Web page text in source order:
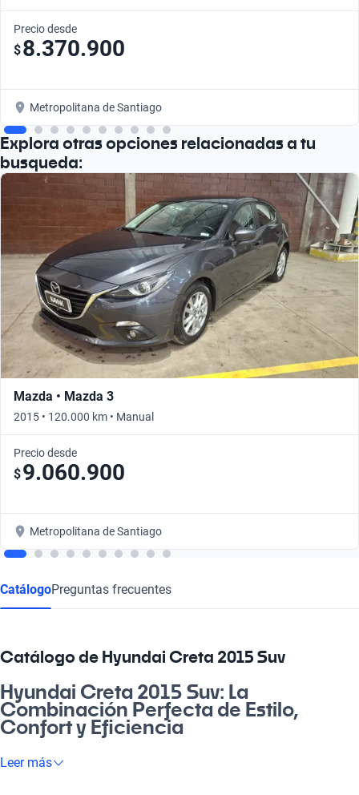
Precio desde
$8.370.900
Metropolitana de Santiago
Explora otras opciones relacionadas a tu
busqueda:
Mazda • Mazda 3
2015 • 120.000 km • Manual
Precio desde
$9.060.900
Metropolitana de Santiago
CatálogoPreguntas frecuentes
Catálogo de Hyundai Creta 2015 Suv
Hyundai Creta 2015 Suv: La
Combinación Perfecta de Estilo,
Confort y Eficiencia
Imagínate al volante de un Hyundai Creta 2015 Suv, una nave
Leer más